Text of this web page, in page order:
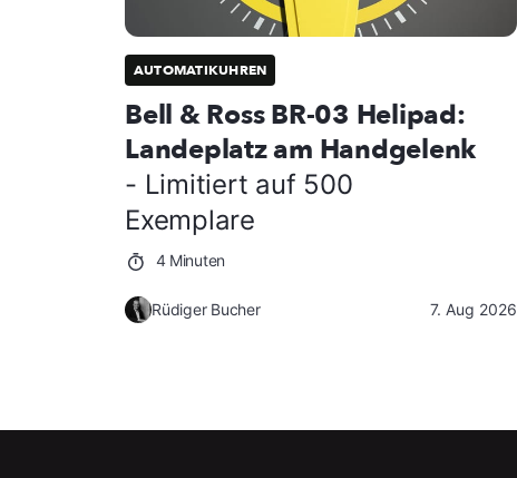
AUTOMATIKUHREN
Bell & Ross BR-03 Helipad:
Landeplatz am Handgelenk
- Limitiert auf 500
Exemplare
4 Minuten
Rüdiger Bucher 7. Aug 2026